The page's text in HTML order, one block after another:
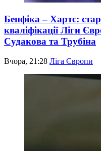
Бенфіка – Хартс:
кваліфікації Ліги
Судакова та Трубіна
Вчора, 21:28 Ліга Європи